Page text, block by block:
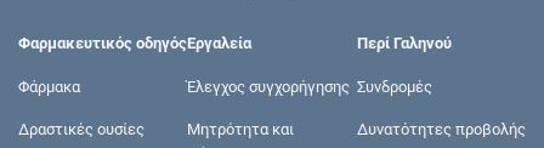
Φαρμακευτικός οδηγός
Φάρμακα
Δραστικές ουσίες
Εργαλεία
Έλεγχος συγχορήγησης
Μητρότητα και
Περί Γαληνού
Συνδρομές
Δυνατότητες προβολής